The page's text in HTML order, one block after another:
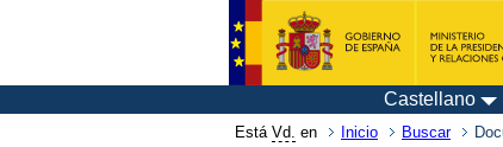
Castellano
Está Vd. en Inicio Buscar